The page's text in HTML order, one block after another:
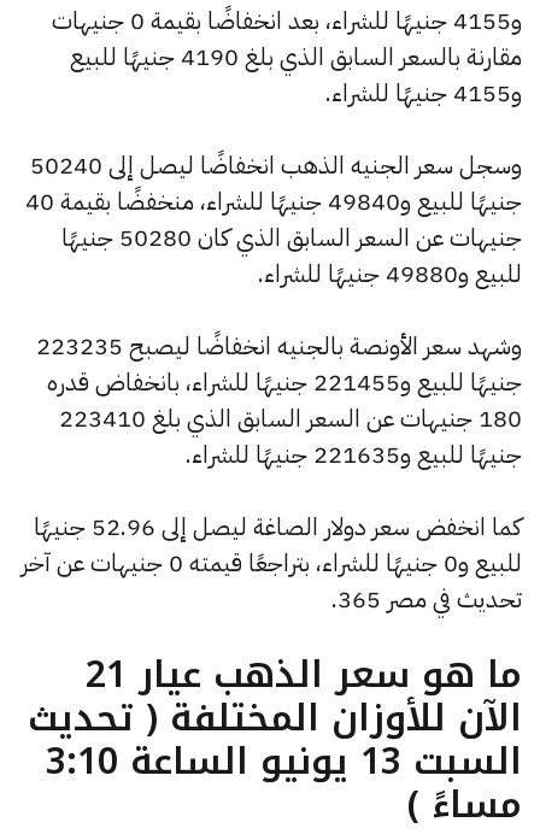
و4155 جنيهًا للشراء، بعد انخفاضًا بقيمة 0 جنيهات
مقارنة بالسعر السابق الذي بلغ 4190 جنيهًا للبيع
و4155 جنيهًا للشراء.
وسجل سعر الجنيه الذهب انخفاضًا ليصل إلى 50240
جنيهًا للبيع و49840 جنيهًا للشراء، منخفضًا بقيمة 40
جنيهات عن السعر السابق الذي كان 50280 جنيهًا
للبيع و49880 جنيهًا للشراء.
وشهد سعر الأونصة بالجنيه انخفاضًا ليصبح 223235
جنيهًا للبيع و221455 جنيهًا للشراء، بانخفاض قدره
180 جنيهات عن السعر السابق الذي بلغ 223410
جنيهًا للبيع و221635 جنيهًا للشراء.
كما انخفض سعر دولار الصاغة ليصل إلى 52.96 جنيهًا
للبيع و0 جنيهًا للشراء، بتراجعًا قيمته 0 جنيهات عن آخر
تحديث في مصر 365.
ما هو سعر الذهب عيار 21
الآن للأوزان المختلفة ( تحديث
السبت 13 يونيو الساعة 3:10
مساءً )